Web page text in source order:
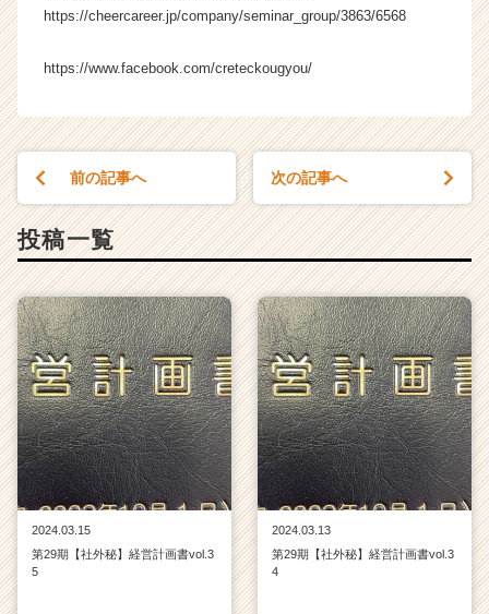
届
ト
リ
ア
（C
h
e
e
r
C
a
r
e
e
https://cheercareer.jp/company/seminar_group/3863/6568
https://www.facebook.com/creteckougyou/
前の記事へ 次の記事へ
投稿一覧
2024.03.15
第29期【社外秘】経営計画書vol.3
5
2024.03.13
第29期【社外秘】経営計画書vol.3
4